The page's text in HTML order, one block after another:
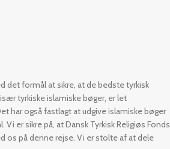
det formål at sikre, at de bedste tyrkisk
tyrkiske islamiske bøger, er let
har også fastlagt at udgive islamiske bøger
er sikre på, at Dansk Tyrkisk Religiøs Fonds
os på denne rejse. Vi er stolte af at dele